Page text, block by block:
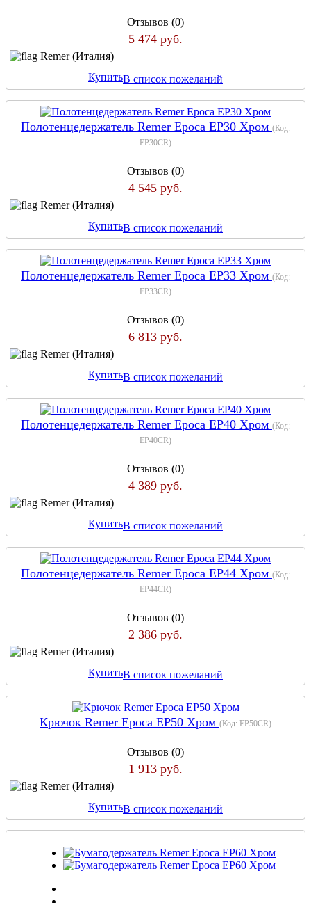
Отзывов (0)
5 474 руб.
Remer (Италия)
КупитьВ список пожеланий
Полотенцедержатель Remer Epoca EP30 Хром (Код:
EP30CR)
Отзывов (0)
4 545 руб.
Remer (Италия)
КупитьВ список пожеланий
Полотенцедержатель Remer Epoca EP33 Хром (Код:
EP33CR)
Отзывов (0)
6 813 руб.
Remer (Италия)
КупитьВ список пожеланий
Полотенцедержатель Remer Epoca EP40 Хром (Код:
EP40CR)
Отзывов (0)
4 389 руб.
Remer (Италия)
КупитьВ список пожеланий
Полотенцедержатель Remer Epoca EP44 Хром (Код:
EP44CR)
Отзывов (0)
2 386 руб.
Remer (Италия)
КупитьВ список пожеланий
Крючок Remer Epoca EP50 Хром (Код: EP50CR)
Отзывов (0)
1 913 руб.
Remer (Италия)
КупитьВ список пожеланий